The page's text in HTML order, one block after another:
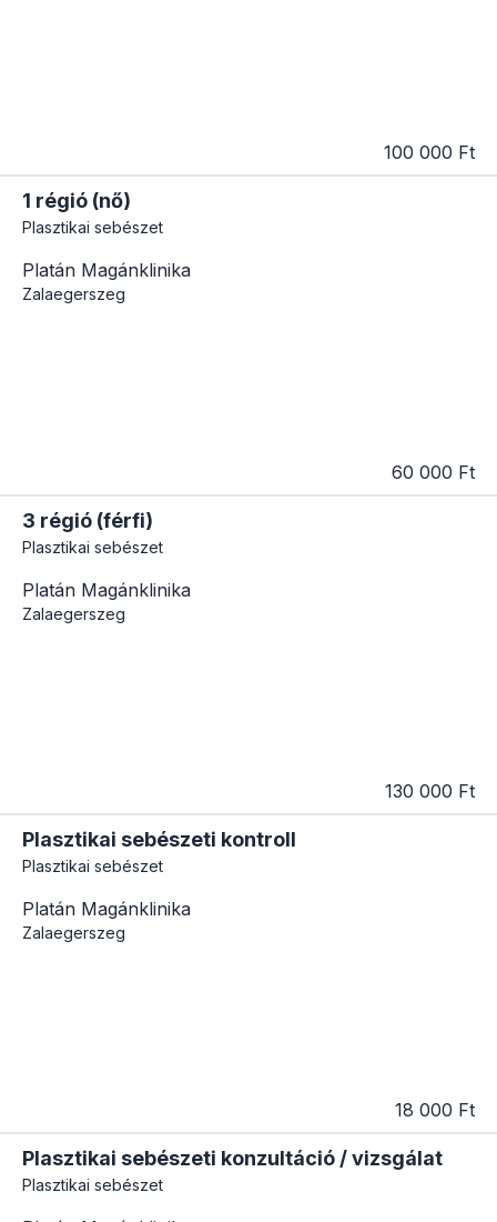
100 000 Ft
1 régió (nő)
Plasztikai sebészet
Platán Magánklinika
Zalaegerszeg
60 000 Ft
3 régió (férfi)
Plasztikai sebészet
Platán Magánklinika
Zalaegerszeg
130 000 Ft
Plasztikai sebészeti kontroll
Plasztikai sebészet
Platán Magánklinika
Zalaegerszeg
18 000 Ft
Plasztikai sebészeti konzultáció / vizsgálat
Plasztikai sebészet